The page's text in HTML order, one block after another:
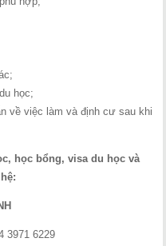
học;
về việc làm và định cư sau khi
học bổng, visa du học và
3971 6229